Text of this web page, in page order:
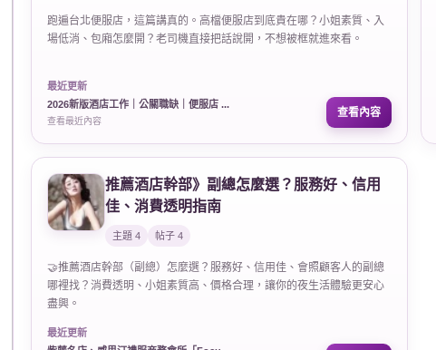
跑遍台北便服店，這篇講真的。高檔便服店到底貴在哪？小姐素質、入
場低消、包廂怎麼開？老司機直接把話說開，不想被框就進來看。
最近更新
2026新版酒店工作｜公關職缺｜便服店 ...
查看最近內容
查看內容
推薦酒店幹部》副總怎麼選？服務好、信用
佳、消費透明指南
主題 4 帖子 4
🤝推薦酒店幹部（副總）怎麼選？服務好、信用佳、會照顧客人的副總
哪裡找？消費透明、小姐素質高、價格合理，讓你的夜生活體驗更安心
盡興。
最近更新